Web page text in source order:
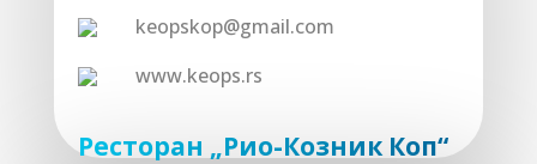
keopskop@gmail.com
www.keops.rs
Ресторан „Риo-Козник Коп“